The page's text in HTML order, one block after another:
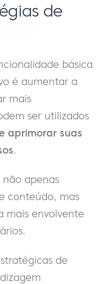
de
básica
é aumentar a
mais
ser utilizados
aprimorar suas
.
não apenas
conteúdo, mas
mais envolvente
de